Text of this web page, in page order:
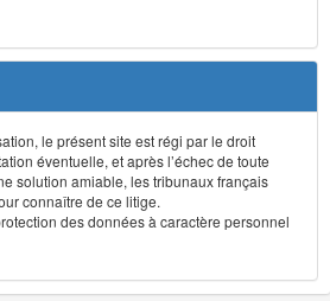
le présent site est régi par le droit
éventuelle, et après l’échec de toute
solution amiable, les tribunaux français
connaître de ce litige.
des données à caractère personnel